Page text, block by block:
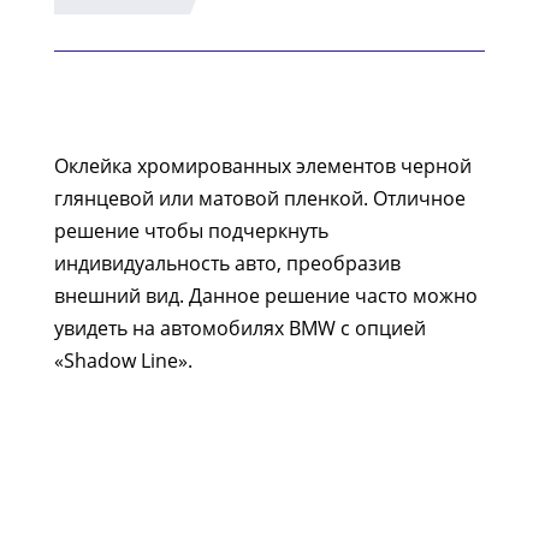
Оклейка хромированных элементов черной
глянцевой или матовой пленкой. Отличное
решение чтобы подчеркнуть
индивидуальность авто, преобразив
внешний вид. Данное решение часто можно
увидеть на автомобилях BMW с опцией
«Shadow Line».